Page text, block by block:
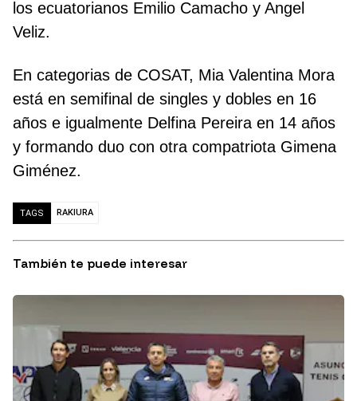
los ecuatorianos Emilio Camacho y Angel
Veliz.
En categorias de COSAT, Mia Valentina Mora
está en semifinal de singles y dobles en 16
años e igualmente Delfina Pereira en 14 años
y formando duo con otra compatriota Gimena
Giménez.
TAGS RAKIURA
También te puede interesar